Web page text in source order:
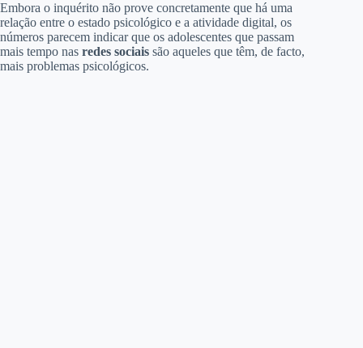
Embora o inquérito não prove concretamente que há uma
relação entre o estado psicológico e a atividade digital, os
números parecem indicar que os adolescentes que passam
mais tempo nas redes sociais são aqueles que têm, de facto,
mais problemas psicológicos.